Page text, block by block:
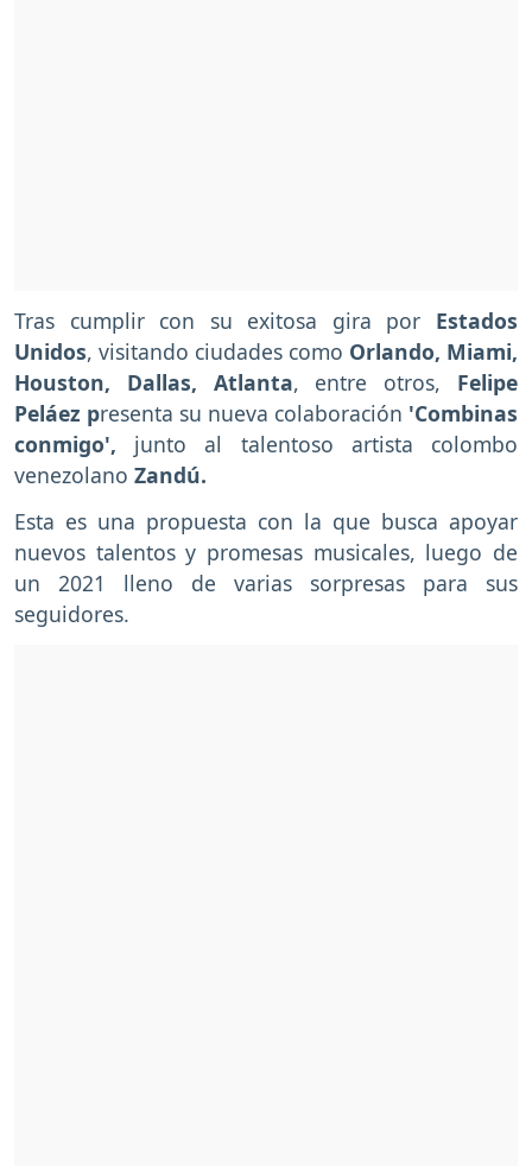
Tras cumplir con su exitosa gira por Estados
Unidos, visitando ciudades como Orlando, Miami,
Houston, Dallas, Atlanta, entre otros, Felipe
Peláez presenta su nueva colaboración 'Combinas
conmigo', junto al talentoso artista colombo
venezolano Zandú.
Esta es una propuesta con la que busca apoyar
nuevos talentos y promesas musicales, luego de
un 2021 lleno de varias sorpresas para sus
seguidores.